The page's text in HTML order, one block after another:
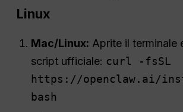
Linux
Mac/Linux: Aprite il terminale
script ufficiale: curl -fsSL
https://openclaw.ai/
bash